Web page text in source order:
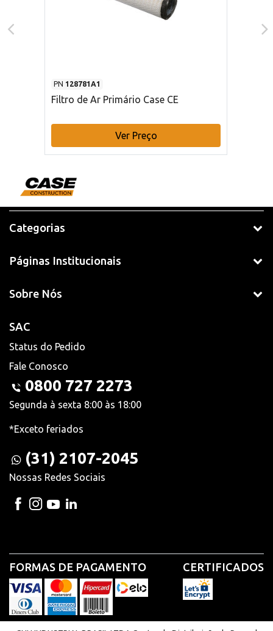
PN 128781A1
Filtro de Ar Primário Case CE
Ver Preço
Categorias
Páginas Institucionais
Sobre Nós
SAC
Status do Pedido
Fale Conosco
0800 727 2273
Segunda à sexta 8:00 às 18:00
*Exceto feriados
(31) 2107-2045
Nossas Redes Sociais
FORMAS DE PAGAMENTO CERTIFICADOS